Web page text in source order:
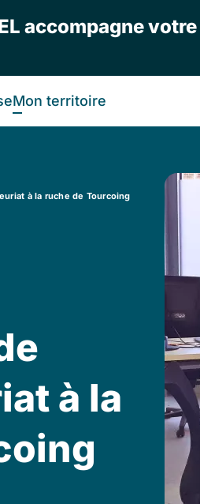
accompagne
Mon territoire
à la ruche de Tourcoing
à la